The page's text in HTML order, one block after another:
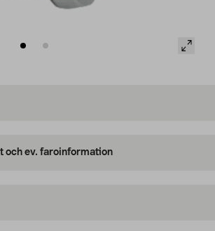
och ev. faroinformation